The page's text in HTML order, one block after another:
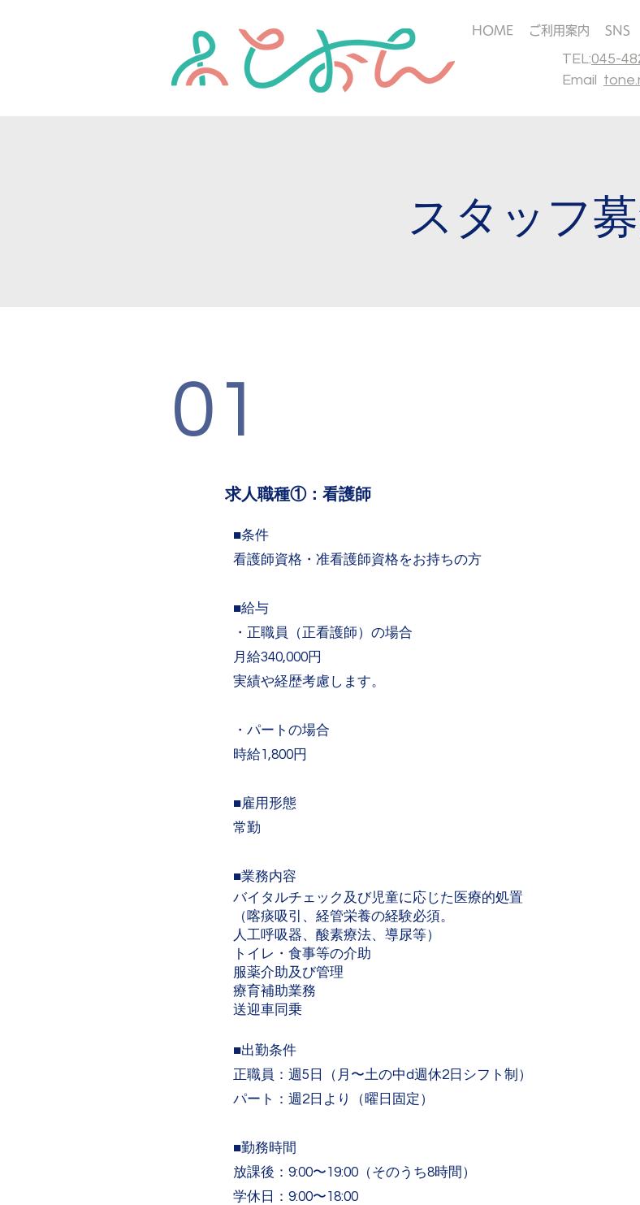
HOME ご利用案内 SNS
​TEL:045-
Email
スタッフ
01
求人職種①：看護師
■条件
​看護師資格・准看護師資格をお持ちの方
■給与
・正職員（正看護師）の場合
月給340,000円
実績や経歴考慮し ます。
・パートの場合​
​時給1,800円
■雇用形態
常勤
■業務内容
バイタルチェック及び児童に応じた医療的処置
（喀痰吸引、経管栄養の経験必須。
人工呼吸器、酸素療法、導尿等）
トイレ・食事等の介助
服薬介助及び管理
療育補助業務
送迎車同乗
■出勤条件​
正職員：週5日（月〜土の中d週休2日シフト制）
パート：週2日より（曜日固定）
■勤務時間
放課後：9:00〜19:00（そのうち8時間）
学休日：9:00〜18:00